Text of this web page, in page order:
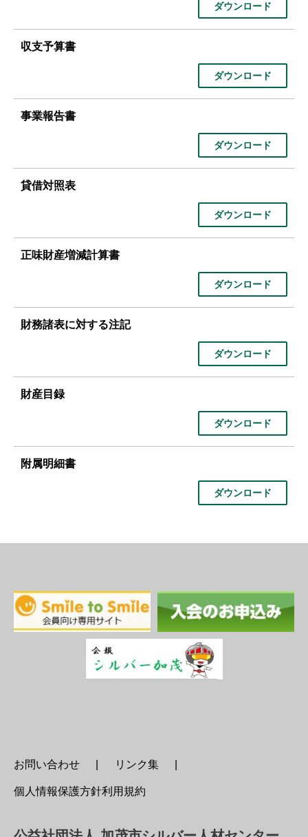
ダウンロード
収支予算書
ダウンロード
事業報告書
ダウンロード
貸借対照表
ダウンロード
正味財産増減計算書
ダウンロード
財務諸表に対する注記
ダウンロード
財産目録
ダウンロード
附属明細書
ダウンロード
お問い合わせ リンク集
個人情報保護方針利用規約